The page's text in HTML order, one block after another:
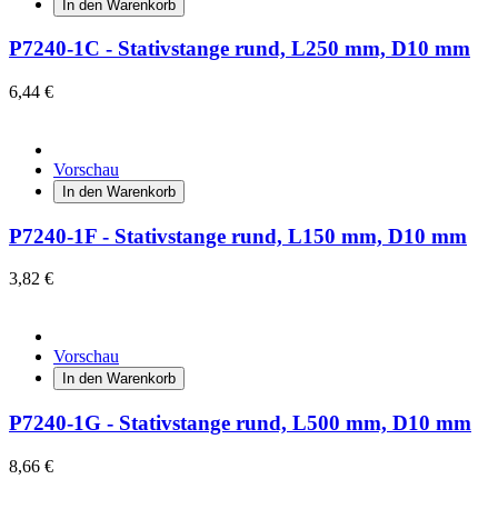
In den Warenkorb
P7240-1C - Stativstange rund, L250 mm, D10 mm
6,44 €
Vorschau
In den Warenkorb
P7240-1F - Stativstange rund, L150 mm, D10 mm
3,82 €
Vorschau
In den Warenkorb
P7240-1G - Stativstange rund, L500 mm, D10 mm
8,66 €